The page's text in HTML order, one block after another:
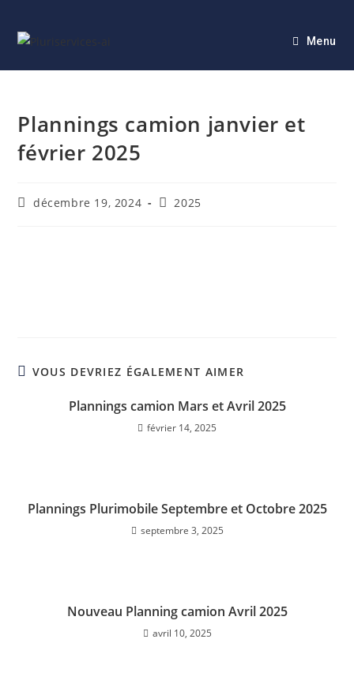
Menu
Plannings camion janvier et
février 2025
décembre 19, 2024 2025
VOUS DEVRIEZ ÉGALEMENT AIMER
Plannings camion Mars et Avril 2025
février 14, 2025
Plannings Plurimobile Septembre et Octobre 2025
septembre 3, 2025
Nouveau Planning camion Avril 2025
avril 10, 2025